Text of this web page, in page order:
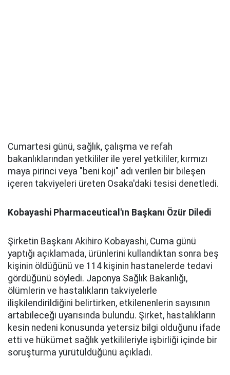
Cumartesi günü, sağlık, çalışma ve refah
bakanlıklarından yetkililer ile yerel yetkililer, kırmızı
maya pirinci veya "beni koji" adı verilen bir bileşen
içeren takviyeleri üreten Osaka'daki tesisi denetledi.
Kobayashi Pharmaceutical'ın Başkanı Özür Diledi
Şirketin Başkanı Akihiro Kobayashi, Cuma günü
yaptığı açıklamada, ürünlerini kullandıktan sonra beş
kişinin öldüğünü ve 114 kişinin hastanelerde tedavi
gördüğünü söyledi. Japonya Sağlık Bakanlığı,
ölümlerin ve hastalıkların takviyelerle
ilişkilendirildiğini belirtirken, etkilenenlerin sayısının
artabileceği uyarısında bulundu. Şirket, hastalıkların
kesin nedeni konusunda yetersiz bilgi olduğunu ifade
etti ve hükümet sağlık yetkilileriyle işbirliği içinde bir
soruşturma yürütüldüğünü açıkladı.